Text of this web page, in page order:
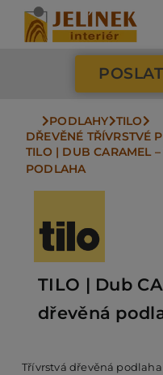
Přeskočit
obsah
PODLAHY TILO
DŘEVĚNÉ TŘÍVRSTVÉ
TILO | DUB CARAMEL
PODLAHA
TILO | Dub
dřevěná
Třívrstvá dřevěná